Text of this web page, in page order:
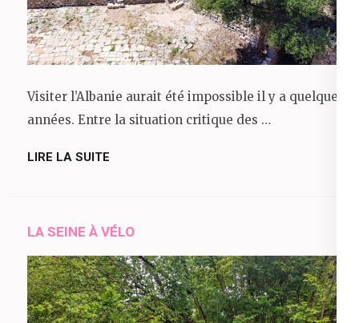
Visiter l’Albanie aurait été impossible il y a quelques
années. Entre la situation critique des …
LIRE LA SUITE
LA SEINE À VÉLO